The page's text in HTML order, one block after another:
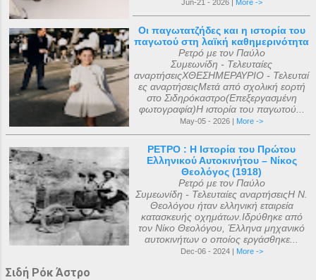
Jun-21 - 2026 | More ->
Οι παγωτατζήδες και η ιστορία του
παγωτού στη λαϊκή καθημερινότητα
Ρετρό με τον Παύλο
Συμεωνίδη - Τελευταίες
αναρτήσειςΧΘΕΣΗΜΕΡΑΥΡΙΟ - Τελευταί
ες αναρτήσειςΜετά από σχολική εορτή
στο Σιδηρόκαστρο(Επεξεργασμένη
φωτογραφία)Η ιστορία του παγωτού...
May-05 - 2026 | More ->
ΡΕΤΡΟ : Η Ιστορία του Πρώτου
Ελληνικού Αυτοκινήτου – Νίκος
Θεολόγος (1918)
Ρετρό με τον Παύλο
Συμεωνίδη - Τελευταίες αναρτήσειςΗ Ν.
Θεολόγου ήταν ελληνική εταιρεία
κατασκευής οχημάτων.Ιδρύθηκε από
τον Νίκο Θεολόγου, Έλληνα μηχανικό
αυτοκινήτων ο οποίος εργάσθηκε...
Dec-06 - 2024 | More ->
Σιδή Ρόκ Άστρο